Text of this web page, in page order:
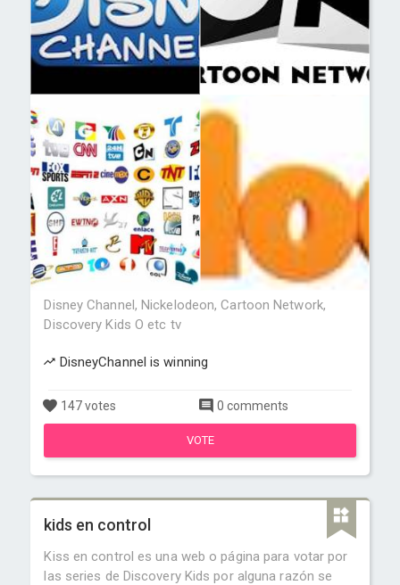
Disney Channel, Nickelodeon, Cartoon Network,
Discovery Kids O etc tv
DisneyChannel is winning
147 votes 0 comments
VOTE
kids en control
Kiss en control es una web o página para votar por
las series de Discovery Kids por alguna razón se